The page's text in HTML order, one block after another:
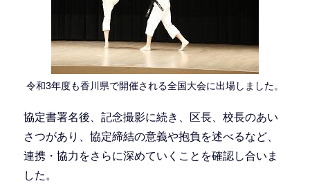
令和3年度も香川県で開催される全国大会に出場しました。
協定書署名後、記念撮影に続き、区長、校長のあい
さつがあり、協定締結の意義や抱負を述べるなど、
連携・協力をさらに深めていくことを確認し合いま
した。